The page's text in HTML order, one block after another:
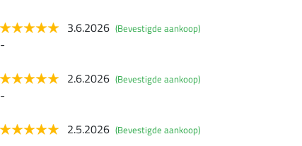
3.6.2026 (Bevestigde aankoop)
-
2.6.2026 (Bevestigde aankoop)
-
2.5.2026 (Bevestigde aankoop)